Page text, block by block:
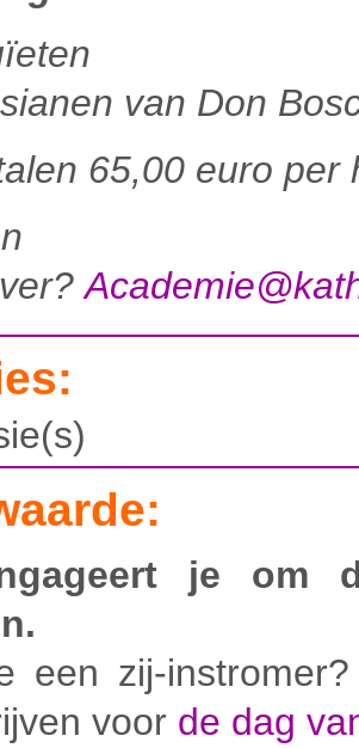
van Don
65,00 euro per
je om
een zij-
voor de dag